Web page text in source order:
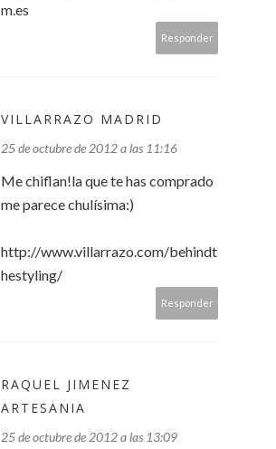
m.es
Responder
VILLARRAZO MADRID
25 de octubre de 2012 a las 11:16
Me chiflan!la que te has comprado
me parece chulísima:)
http://www.villarrazo.com/behindt
hestyling/
Responder
RAQUEL JIMENEZ
ARTESANIA
25 de octubre de 2012 a las 13:09